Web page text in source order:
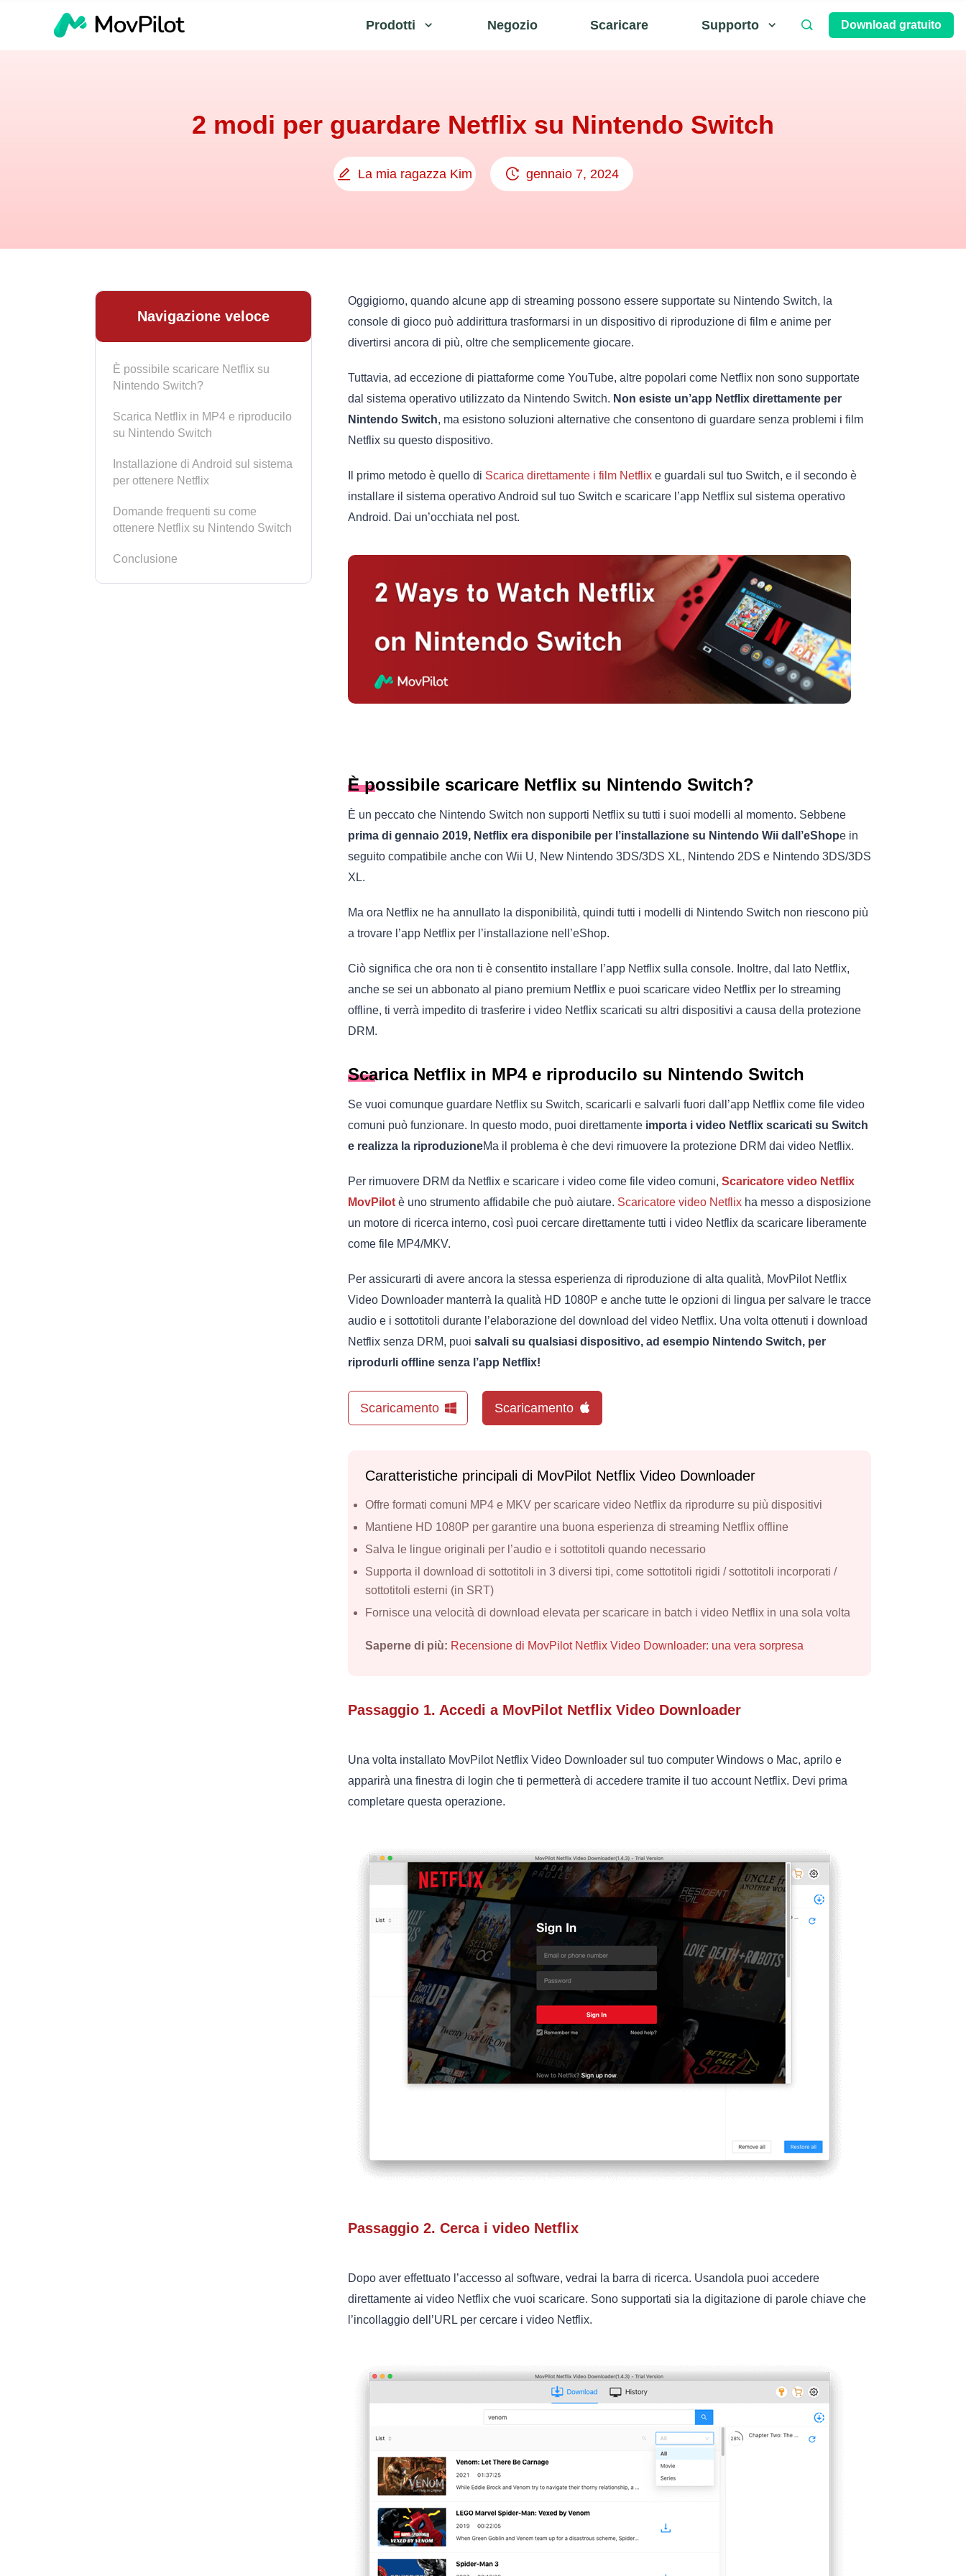
Prodotti Negozio Scaricare Supporto Download gratuito
2 modi per guardare Netflix su Nintendo Switch
La mia ragazza Kim gennaio 7, 2024
Navigazione veloce
È possibile scaricare Netflix su
Nintendo Switch?
Scarica Netflix in MP4 e riproducilo
su Nintendo Switch
Installazione di Android sul sistema
per ottenere Netflix
Domande frequenti su come
ottenere Netflix su Nintendo Switch
Conclusione
Oggigiorno, quando alcune app di streaming possono essere supportate su Nintendo Switch, la
console di gioco può addirittura trasformarsi in un dispositivo di riproduzione di film e anime per
divertirsi ancora di più, oltre che semplicemente giocare.
Tuttavia, ad eccezione di piattaforme come YouTube, altre popolari come Netflix non sono supportate
dal sistema operativo utilizzato da Nintendo Switch. Non esiste un’app Netflix direttamente per
Nintendo Switch, ma esistono soluzioni alternative che consentono di guardare senza problemi i film
Netflix su questo dispositivo.
Il primo metodo è quello di Scarica direttamente i film Netflix e guardali sul tuo Switch, e il secondo è
installare il sistema operativo Android sul tuo Switch e scaricare l’app Netflix sul sistema operativo
Android. Dai un’occhiata nel post.
È possibile scaricare Netflix su Nintendo Switch?
È un peccato che Nintendo Switch non supporti Netflix su tutti i suoi modelli al momento. Sebbene
prima di gennaio 2019, Netflix era disponibile per l’installazione su Nintendo Wii dall’eShope in
seguito compatibile anche con Wii U, New Nintendo 3DS/3DS XL, Nintendo 2DS e Nintendo 3DS/3DS
XL.
Ma ora Netflix ne ha annullato la disponibilità, quindi tutti i modelli di Nintendo Switch non riescono più
a trovare l’app Netflix per l’installazione nell’eShop.
Ciò significa che ora non ti è consentito installare l’app Netflix sulla console. Inoltre, dal lato Netflix,
anche se sei un abbonato al piano premium Netflix e puoi scaricare video Netflix per lo streaming
offline, ti verrà impedito di trasferire i video Netflix scaricati su altri dispositivi a causa della protezione
DRM.
Scarica Netflix in MP4 e riproducilo su Nintendo Switch
Se vuoi comunque guardare Netflix su Switch, scaricarli e salvarli fuori dall’app Netflix come file video
comuni può funzionare. In questo modo, puoi direttamente importa i video Netflix scaricati su Switch
e realizza la riproduzioneMa il problema è che devi rimuovere la protezione DRM dai video Netflix.
Per rimuovere DRM da Netflix e scaricare i video come file video comuni, Scaricatore video Netflix
MovPilot è uno strumento affidabile che può aiutare. Scaricatore video Netflix ha messo a disposizione
un motore di ricerca interno, così puoi cercare direttamente tutti i video Netflix da scaricare liberamente
come file MP4/MKV.
Per assicurarti di avere ancora la stessa esperienza di riproduzione di alta qualità, MovPilot Netflix
Video Downloader manterrà la qualità HD 1080P e anche tutte le opzioni di lingua per salvare le tracce
audio e i sottotitoli durante l’elaborazione del download del video Netflix. Una volta ottenuti i download
Netflix senza DRM, puoi salvali su qualsiasi dispositivo, ad esempio Nintendo Switch, per
riprodurli offline senza l’app Netflix!
Scaricamento Scaricamento
Caratteristiche principali di MovPilot Netflix Video Downloader
Offre formati comuni MP4 e MKV per scaricare video Netflix da riprodurre su più dispositivi
Mantiene HD 1080P per garantire una buona esperienza di streaming Netflix offline
Salva le lingue originali per l’audio e i sottotitoli quando necessario
Supporta il download di sottotitoli in 3 diversi tipi, come sottotitoli rigidi / sottotitoli incorporati /
sottotitoli esterni (in SRT)
Fornisce una velocità di download elevata per scaricare in batch i video Netflix in una sola volta
Saperne di più: Recensione di MovPilot Netflix Video Downloader: una vera sorpresa
Passaggio 1. Accedi a MovPilot Netflix Video Downloader
Una volta installato MovPilot Netflix Video Downloader sul tuo computer Windows o Mac, aprilo e
apparirà una finestra di login che ti permetterà di accedere tramite il tuo account Netflix. Devi prima
completare questa operazione.
Passaggio 2. Cerca i video Netflix
Dopo aver effettuato l’accesso al software, vedrai la barra di ricerca. Usandola puoi accedere
direttamente ai video Netflix che vuoi scaricare. Sono supportati sia la digitazione di parole chiave che
l’incollaggio dell’URL per cercare i video Netflix.